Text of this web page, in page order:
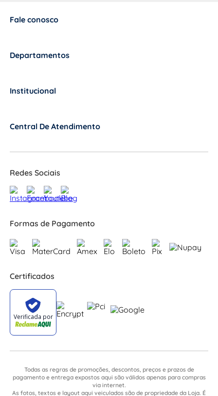
Fale conosco
Departamentos
Institucional
Central De Atendimento
Redes Sociais
Formas de Pagamento
Certificados
Todas as regras de promoções, descontos, preços e prazos de
pagamento e entrega expostos aqui são válidos apenas para compras
via internet.
As fotos, textos e layout aqui veiculados são de propriedade da Loja. É